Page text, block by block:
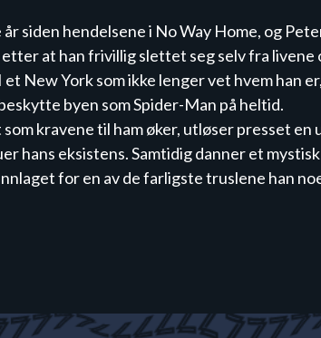
siden hendelsene i No Way Home, og
at han frivillig slettet seg selv fra livene
et New York som ikke lenger vet hvem han
byen som Spider-Man på heltid.
kravene til ham øker, utløser presset en
hans eksistens. Samtidig danner et
for en av de farligste truslene han